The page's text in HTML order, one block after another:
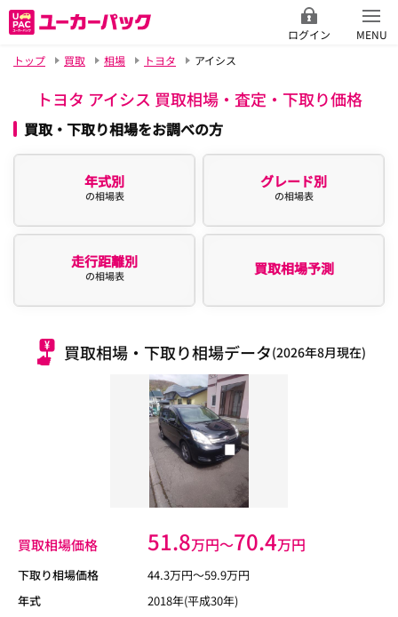
ログイン
MENU
トップ
買取 相場 トヨタ アイシス
トヨタ アイシス 買取相場・査定・下取り価格
買取・下取り相場をお調べの方
年式別
の相場表
グレード別
の相場表
走行距離別
の相場表 買取相場予測
買取相場・下取り相場データ(2026年8月現在)
買取相場価格 51.8万円〜70.4万円
下取り相場価格 44.3万円〜59.9万円
年式
2018年(平成30年)